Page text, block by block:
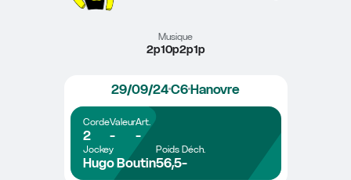
Musique
2p10p2p1p
29/09/24C6Hanovre
Corde
2
Valeur
-
Art.
-
Jockey
Hugo Boutin
Poids
56,5
Déch.
-